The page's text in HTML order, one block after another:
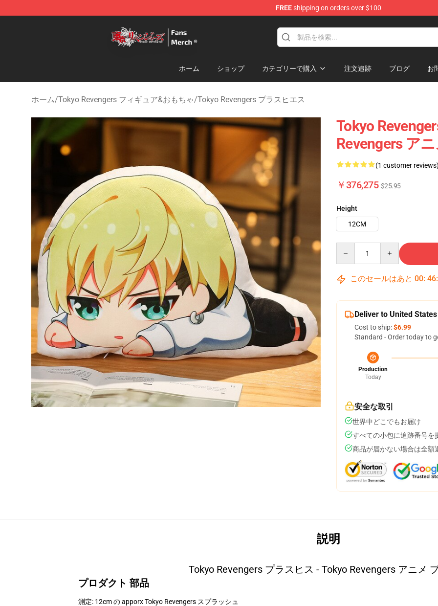
FREEshipping on orders over $100
ホーム ショップ カテゴリーで購入 注文追跡 ブログ お
ホーム/Tokyo Revengers フィギュア&おもちゃ/Tokyo Revengers プラスヒエス
Tokyo
Revengers ア
(1 customer reviews)
￥376,275 $25.95
Height
12CM
このセールはあと 00: 46:
Deliver to United States
Cost to ship:$6.99
Standard - Order today to
Production
Today
安全な取引
世界中どこでもお届け
すべての小包に追跡番号を
商品が届かない場合は全額
説明
Tokyo Revengers プラスヒス - Tokyo Revengers アニメ
プロダクト 部品
測定: 12cm の apporx Tokyo Revengers スプラッシュ